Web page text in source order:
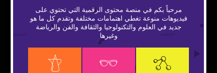
Play
مرحباً بكم في منصة محتوى الرقمية التي تحتوي على
فيديوهات منوعة تغطي اهتمامات مختلفة وتقدم كل ما هو
جديد في العلوم والتكنولوجيا والثقافة والفن والرياضة
وغيرها